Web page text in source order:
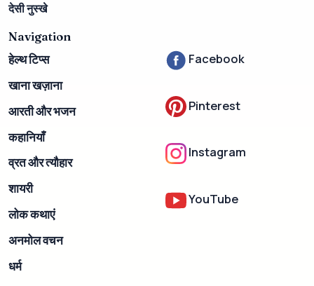
देसी नुस्खे
Navigation
हेल्थ टिप्स
खाना खज़ाना
आरती और भजन
कहानियाँ
व्रत और त्यौहार
शायरी
लोक कथाएं
अनमोल वचन
धर्म
Facebook
Pinterest
Instagram
YouTube